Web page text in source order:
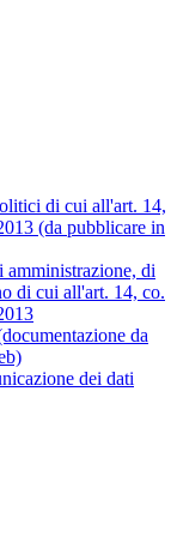
di cui all'art. 14,
(da pubblicare in
di
di cui all'art. 14, co.
da
dei dati